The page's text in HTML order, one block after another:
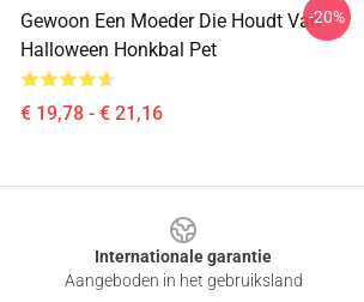
Gewoon Een Moeder Die Houdt Van
Halloween Honkbal Pet
€ 19,78 - € 21,16
-20%
Internationale garantie
Aangeboden in het gebruiksland